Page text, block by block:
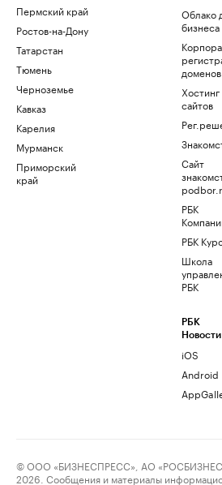
Пермский край
Ростов-на-Дону
Татарстан
Тюмень
Черноземье
Кавказ
Карелия
Мурманск
Приморский
край
Облако
бизнеса
доменов
Хостинг
сайтов
Сайт
РБК
РБК
Школа
РБК
РБК
Новости
iOS
Android
© ООО «БИЗНЕСПРЕСС», АО
2026. Сообщения и материалы